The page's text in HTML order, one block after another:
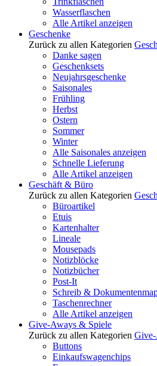
Wasserflaschen
Alle Artikel anzeigen
Geschenke
Zurück zu allen Kategorien
Danke sagen
Geschenksets
Neujahrsgeschenke
Saisonales
Frühling
Herbst
Ostern
Sommer
Winter
Alle Saisonales anzeigen
Schnelle Lieferung
Alle Artikel anzeigen
Geschäft & Büro
Zurück zu allen Kategorien
Büroartikel
Etuis
Kartenhalter
Lineale
Mousepads
Notizblöcke
Notizbücher
Post-It
Schreib &
Taschenrechner
Alle Artikel anzeigen
Give-Aways & Spiele
Zurück zu allen Kategorien
Buttons
Einkaufswagenchips